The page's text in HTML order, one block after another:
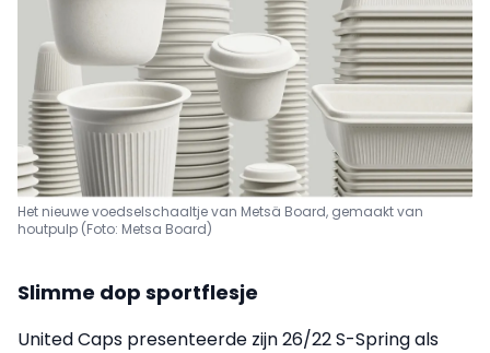
Het nieuwe voedselschaaltje van Metsä Board, gemaakt van
houtpulp (Foto: Metsa Board)
Slimme dop sportflesje
United Caps presenteerde zijn 26/22 S-Spring als